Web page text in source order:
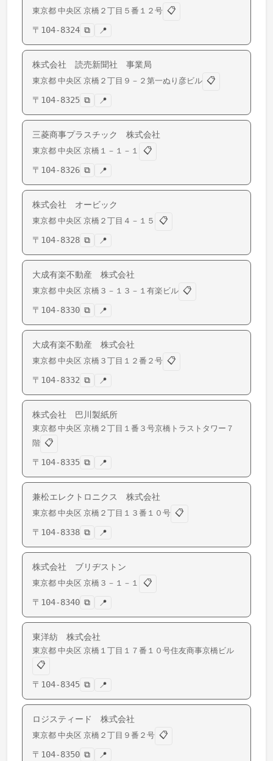
東京都 中央区 京橋 ２丁目５番１２号 📋
〒 104-8324 ⧉ 📍
株式会社 読売新聞社 事業局
東京都 中央区 京橋 ２丁目９－２第一ぬり彦ビル 📋
〒 104-8325 ⧉ 📍
三菱商事プラスチック 株式会社
東京都 中央区 京橋 １－１－１
📋
〒 104-8326 ⧉ 📍
株式会社 オービック
東京都 中央区 京橋 ２丁目４－１５
📋
〒 104-8328 ⧉ 📍
大成有楽不動産 株式会社
東京都 中央区 京橋 ３－１３－１有楽ビル 📋
〒 104-8330 ⧉ 📍
大成有楽不動産 株式会社
東京都 中央区 京橋 ３丁目１２番２号 📋
〒 104-8332 ⧉ 📍
株式会社 巴川製紙所
東京都 中央区 京橋 ２丁目１番３号京橋トラストタワー７
階 📋
〒 104-8335 ⧉ 📍
兼松エレクトロニクス 株式会社
東京都 中央区 京橋 ２丁目１３番１０号 📋
〒 104-8338 ⧉ 📍
株式会社 ブリヂストン
東京都 中央区 京橋 ３－１－１
📋
〒 104-8340 ⧉ 📍
東洋紡 株式会社
東京都 中央区 京橋 １丁目１７番１０号住友商事京橋ビル
📋
〒 104-8345 ⧉ 📍
ロジスティード 株式会社
東京都 中央区 京橋 ２丁目９番２号 📋
〒 104-8350 ⧉ 📍